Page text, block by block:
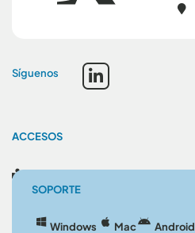
Síguenos
ACCESOS
SOPORTE
Windows Mac Android